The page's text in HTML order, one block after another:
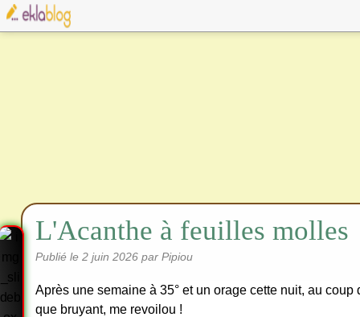
L'Acanthe à feuilles molles
Publié le 2 juin 2026 par Pipiou
Après une semaine à 35° et un orage cette nuit, au coup
que bruyant, me revoilou !